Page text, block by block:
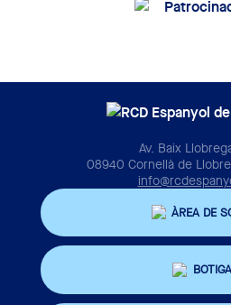
Av. Baix
08940 Cornellà de
ÀREA DE
BOTIGA